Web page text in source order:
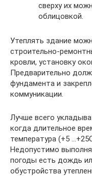
сверху их
облицовкой.
Утеплять здание
строительно-
кровли, установку
Предварительно
фундамента и
коммуникации.
Лучше всего
когда длительное
температура (+5
Недопустимо
погоды есть дождь
обустройства